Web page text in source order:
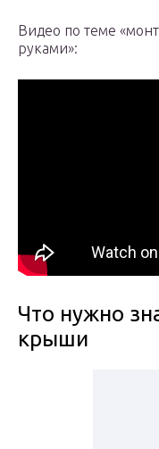
Видео по теме
руками»:
Что нужно
крыши